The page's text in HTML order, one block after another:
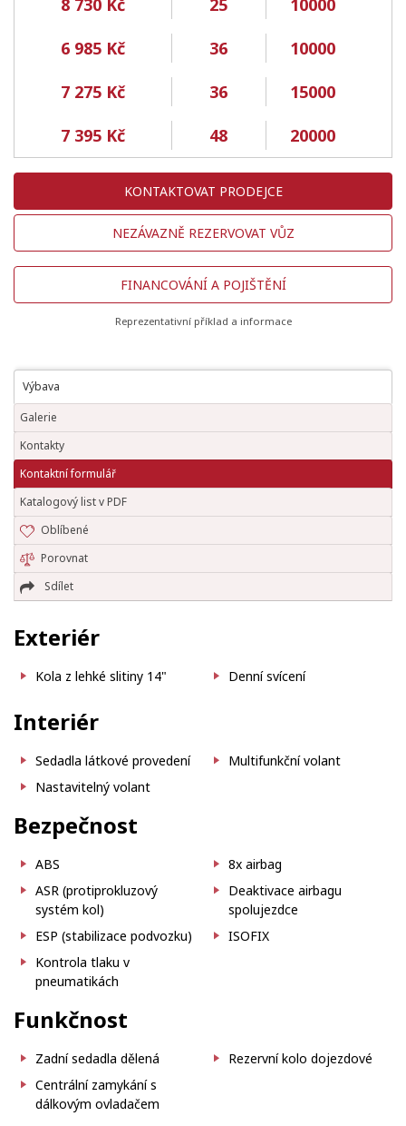
8 730 Kč 25
10000
6 985 Kč
36
10000
7 275 Kč
36
15000
7 395 Kč
48 20000
KONTAKTOVAT PRODEJCE
NEZÁVAZNĚ REZERVOVAT VŮZ
FINANCOVÁNÍ A POJIŠTĚNÍ
Reprezentativní příklad a informace
Výbava
Galerie
Kontakty
Kontaktní formulář
Katalogový list v PDF
Oblíbené
Porovnat
Sdílet
Exteriér
Kola z lehké slitiny 14" Denní svícení
Interiér
Sedadla látkové provedení
Nastavitelný volant
Multifunkční volant
Bezpečnost
ABS
ASR (protiprokluzový
systém kol)
ESP (stabilizace podvozku)
Kontrola tlaku v
pneumatikách
8x airbag
Deaktivace airbagu
spolujezdce
ISOFIX
Funkčnost
Zadní sedadla dělená
Centrální zamykání s
dálkovým ovladačem
Rezervní kolo dojezdové